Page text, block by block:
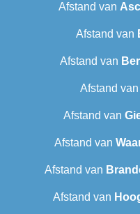
Afstand van
Afstand van
Afstand van
Afstand van
Afstand van
Afstand van
Afstand van
Afstand van